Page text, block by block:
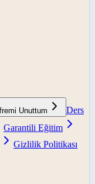
Unuttum
Ders
Garantili Eğitim
Gizlilik Politikası